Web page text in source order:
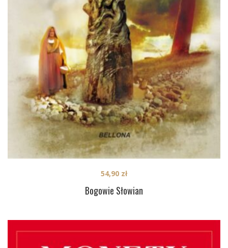
Bogowie Słowian
54,90 zł